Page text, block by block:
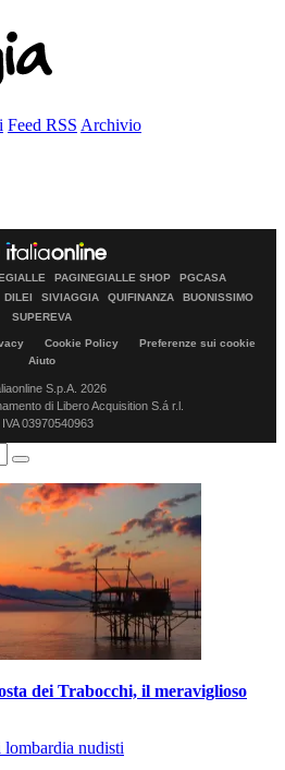
Feed RSS Archivio
PAGINEGIALLE SHOP
PGCASA
DILEI SIVIAGGIA QUIFINANZA
BUONISSIMO
SUPEREVA
Cookie Policy
Preferenze sui cookie
Aiuto
S.p.A. 2026
di Libero Acquisition S.á r.l.
IVA 03970540963
dei Trabocchi, il meraviglioso